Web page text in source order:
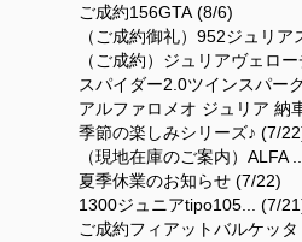
ご成約156GTA (8/6)
（ご成約御礼）952ジュリア
（ご成約）ジュリアヴェロ
スパイダー2.0ツインスパー
アルファロメオ ジュリア 納
季節の楽しみシリーズ♪ (7/
（現地在庫のご案内）ALFA
夏季休業のお知らせ (7/22)
1300ジュニアtipo105... (7/
ご成約フィアットバルケッ